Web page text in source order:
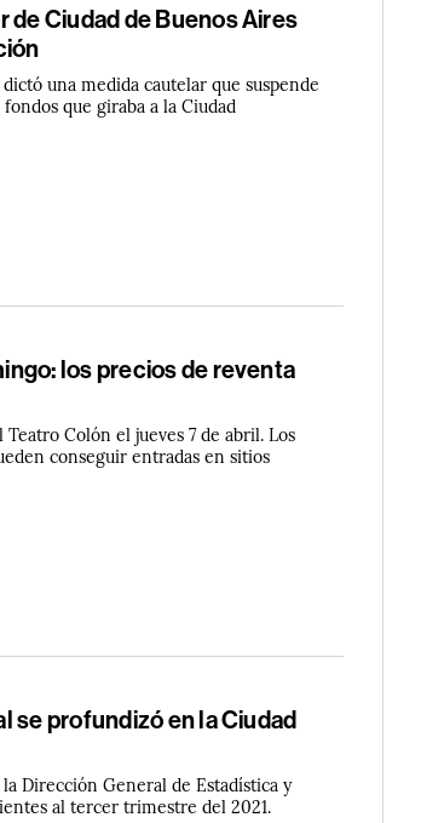
de Ciudad de Buenos Aires
una medida cautelar que suspende
que giraba a la Ciudad
los precios de reventa
Colón el jueves 7 de abril. Los
conseguir entradas en sitios
se profundizó en la Ciudad
Dirección General de Estadística y
al tercer trimestre del 2021.